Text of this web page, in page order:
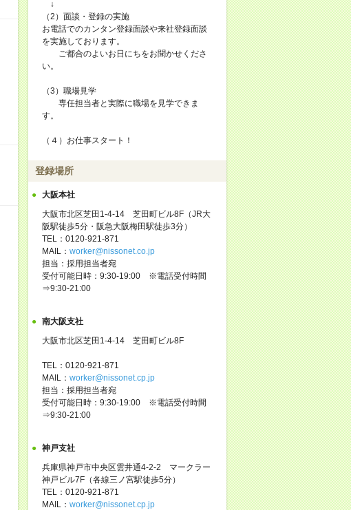
↓
（2）面談・登録の実施
お電話でのカンタン登録面談や来社登録面談
を実施しております。
ご都合のよいお日にちをお聞かせくださ
い。
（3）職場見学
専任担当者と実際に職場を見学できま
す。
（４）お仕事スタート！
登録場所
大阪本社
大阪市北区芝田1-4-14 芝田町ビル8F（JR大
阪駅徒歩5分・阪急大阪梅田駅徒歩3分）
TEL：0120-921-871
MAIL： worker@nissonet.co.jp
担当：採用担当者宛
受付可能日時：9:30-19:00 ※電話受付時間
⇒9:30-21:00
南大阪支社
大阪市北区芝田1-4-14 芝田町ビル8F
TEL：0120-921-871
MAIL： worker@nissonet.cp.jp
担当：採用担当者宛
受付可能日時：9:30-19:00 ※電話受付時間
⇒9:30-21:00
神戸支社
兵庫県神戸市中央区雲井通4-2-2 マークラー
神戸ビル7F（各線三ノ宮駅徒歩5分）
TEL：0120-921-871
MAIL： worker@nissonet.cp.jp